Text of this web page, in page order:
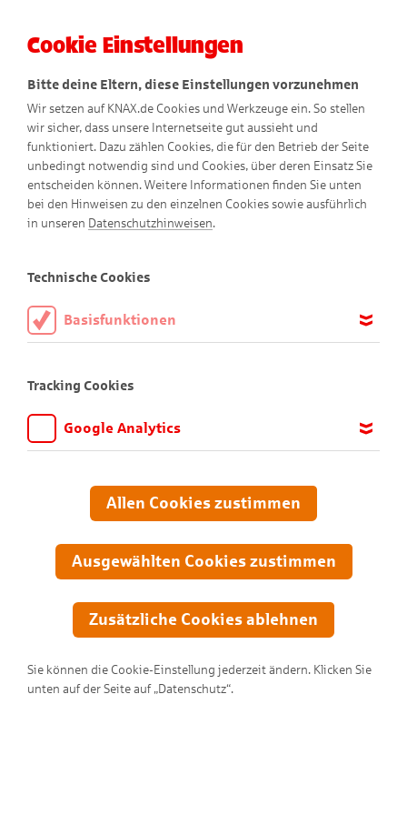
Gepfefferte Attacke
Cookie Einstellungen
Bitte deine Eltern, diese Einstellungen vorzunehmen
Wir setzen auf KNAX.de Cookies und Werkzeuge ein. So stellen
wir sicher, dass unsere Internetseite gut aussieht und
funktioniert. Dazu zählen Cookies, die für den Betrieb der Seite
unbedingt notwendig sind und Cookies, über deren Einsatz Sie
entscheiden können. Weitere Informationen finden Sie unten
bei den Hinweisen zu den einzelnen Cookies sowie ausführlich
in unseren Datenschutzhinweisen.
Technische Cookies
Basisfunktionen
aktiviert sein.
Tracking Cookies
Google Analytics
anpassen und verbessern können. Aus diesem Grund nutzen wir
Google Analytics. Dieses Werkzeug erfasst die Seitenaufrufe zu
Übertragung anonymisiert.
Allen Cookies zustimmen
Ausgewählten Cookies zustimmen
Zusätzliche Cookies ablehnen
Sie können die Cookie-Einstellung jederzeit ändern. Klicken Sie
unten auf der Seite auf „Datenschutz“.